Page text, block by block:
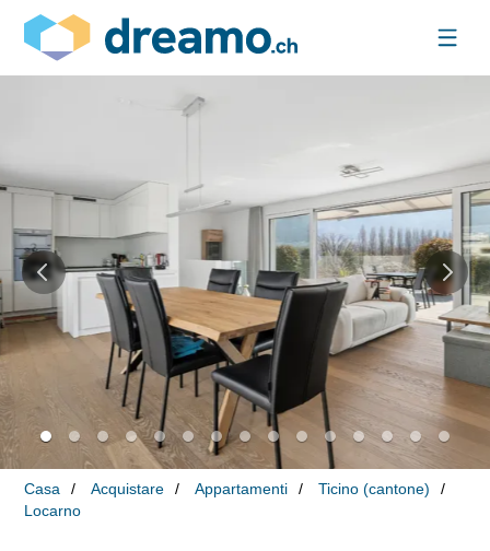
Casa Acquistare Appartamenti
Ticino (cantone)
Locarno